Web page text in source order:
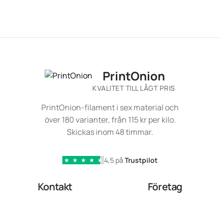
PrintOnion
KVALITET TILL LÅGT PRIS
PrintOnion-filament i sex material och
över 180 varianter, från 115 kr per kilo.
Skickas inom 48 timmar.
★ ★ ★ ★ ★ 4,5 på Trustpilot
Kontakt Företag